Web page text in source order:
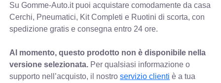
Su Gomme-Auto.it puoi acquistare comodamente da casa
Cerchi, Pneumatici, Kit Completi e Ruotini di scorta, con
spedizione gratis e consegna entro 24 ore.
Al momento, questo prodotto non è disponibile nella
versione selezionata. Per qualsiasi informazione o
supporto nell’acquisto, il nostroservizio clienti è a tua